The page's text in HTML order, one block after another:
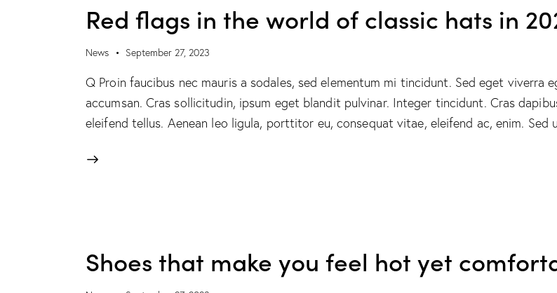
Red flags in the world of classic hats in
News September 27, 2023
Q Proin faucibus nec mauris a sodales, sed elementum mi tincidunt. Sed eget viverra
accumsan. Cras sollicitudin, ipsum eget blandit pulvinar. Integer tincidunt. Cras
eleifend tellus. Aenean leo ligula, porttitor eu, consequat vitae, eleifend ac, enim.
Shoes that make you feel hot yet